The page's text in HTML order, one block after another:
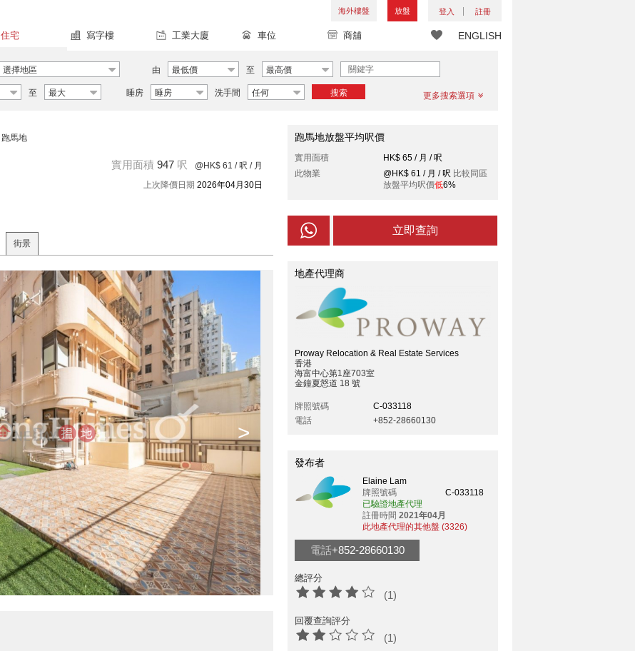
海外樓盤 放盤 登入 註冊
ENGLISH
住宅 寫字樓 工業大廈 車位 商舖
選擇地區 由 最低價 至 最高價
至 最大 睡房 睡房 洗手間 任何 搜索 更多搜索選項
跑馬地
實用面積 947 呎 @HK$ 61 / 呎 / 月
上次降價日期 2026年04月30日
街景
>
跑馬地放盤平均呎價
實用面積
HK$ 65 / 月 / 呎
此物業
@HK$ 61 / 月 / 呎 比較同區
放盤平均呎價低6%
立即查詢
地產代理商
Proway Relocation & Real Estate Services
香港
海富中心第1座703室
金鐘夏慤道 18 號
牌照號碼
C-033118
電話
+852-28660130
發布者
Elaine Lam
牌照號碼
C-033118
已驗證地產代理
註冊時間 2021年04月
此地產代理的其他盤 (3326)
電話+852-28660130
總評分
(1)
回覆查詢評分
(1)